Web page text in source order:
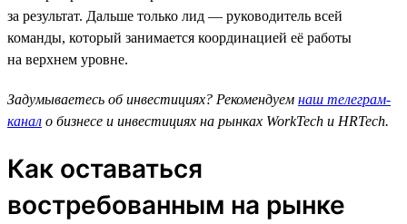
за результат. Дальше только лид — руководитель всей
команды, который занимается координацией её работы
на верхнем уровне.
Задумываетесь об инвестициях? Рекомендуем наш телеграм-
канал о бизнесе и инвестициях на рынках WorkTech и HRTech.
Как оставаться
востребованным на рынке